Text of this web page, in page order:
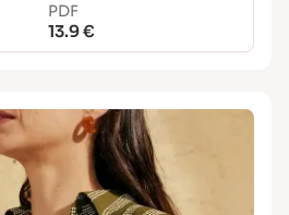
PDF
13.9 €